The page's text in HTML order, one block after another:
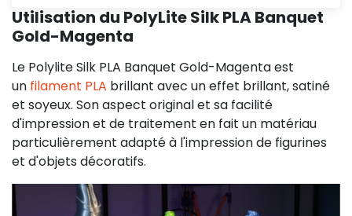
Utilisation du PolyLite Silk PLA Banquet
Gold-Magenta
Le Polylite Silk PLA Banquet Gold-Magenta est
un filament PLA brillant avec un effet brillant, satiné
et soyeux. Son aspect original et sa facilité
d'impression et de traitement en fait un matériau
particulièrement adapté à l'impression de figurines
et d'objets décoratifs.